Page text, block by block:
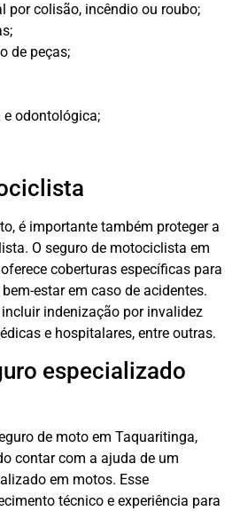
por colisão, incêndio ou roubo;
de peças;
odontológica;
é importante também proteger a
O seguro de motociclista em
coberturas específicas para
estar em caso de acidentes.
indenização por invalidez
e hospitalares, entre outras.
especializado
de moto em Taquaritinga,
contar com a ajuda de um
em motos. Esse
técnico e experiência para